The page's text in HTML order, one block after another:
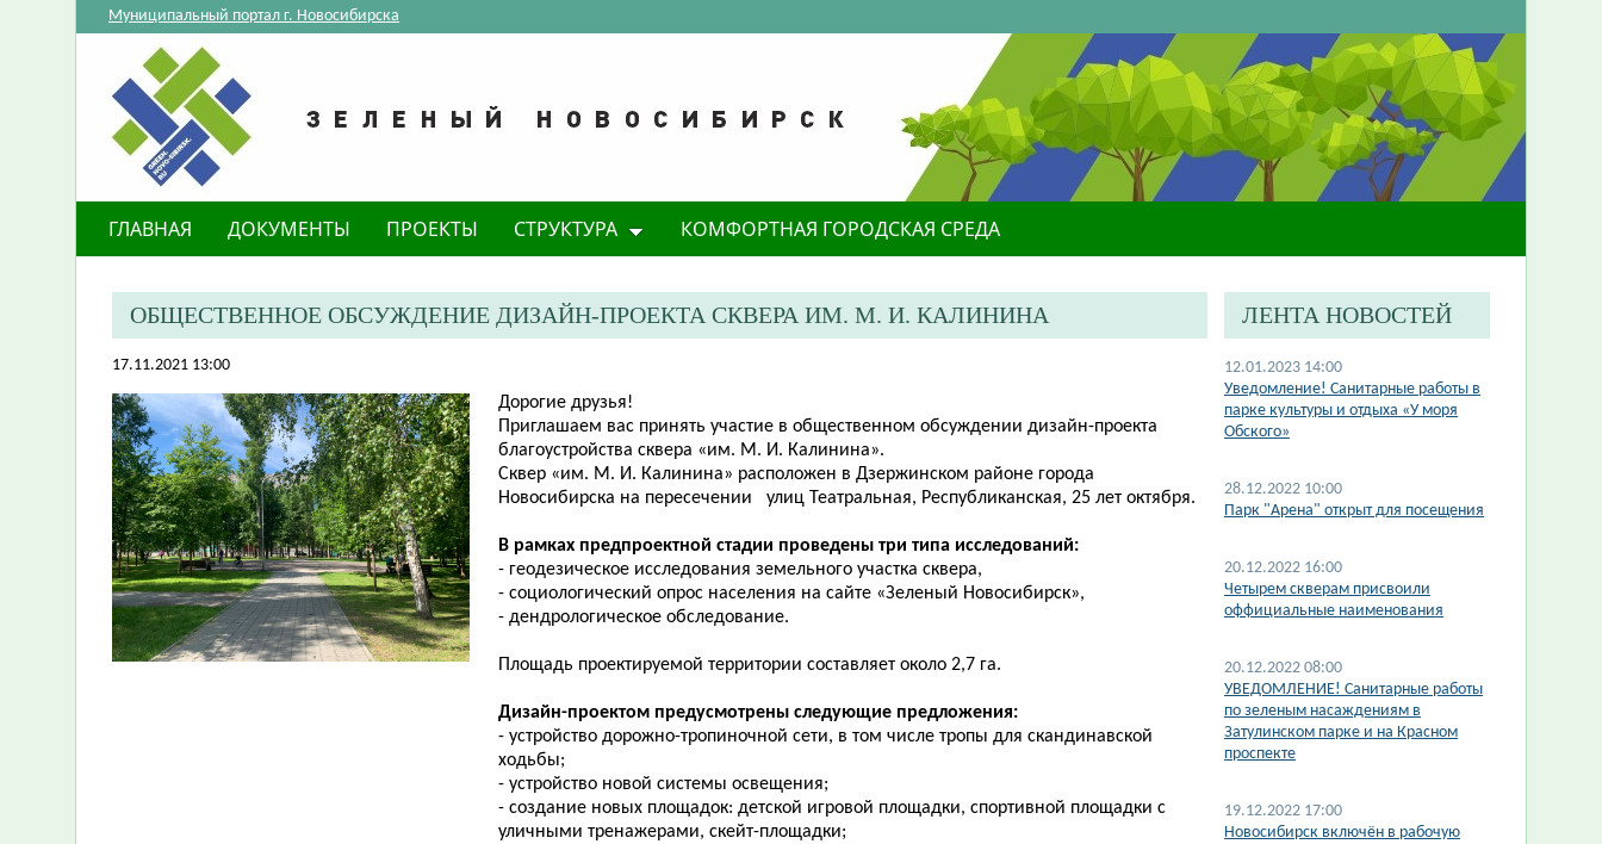
Муниципальный портал г. Новосибирска
ГЛАВНАЯ ДОКУМЕНТЫ ПРОЕКТЫ СТРУКТУРА КОМФОРТНАЯ ГОРОДСКАЯ СРЕДА
ОБЩЕСТВЕННОЕ ОБСУЖДЕНИЕ ДИЗАЙН-ПРОЕКТА СКВЕРА ИМ. М. И. КАЛИНИНА
17.11.2021 13:00
Дорогие друзья!
​Приглашаем вас принять участие в общественном обсуждении дизайн-проекта
благоустройства сквера «им. М. И. Калинина».
Сквер «им. М. И. Калинина» расположен в Дзержинском районе города
Новосибирска на пересечении улиц Театральная, Республиканская, 25 лет октября.
В рамках предпроектной стадии проведены три типа исследований:
- геодезическое исследования земельного участка сквера,
- социологический опрос населения на сайте «Зеленый Новосибирск»,
- дендрологическое обследование.
Площадь проектируемой территории составляет около 2,7 га.
Дизайн-проектом предусмотрены следующие предложения:
- устройство дорожно-тропиночной сети, в том числе тропы для скандинавской
ходьбы;
- устройство новой системы освещения;
- создание новых площадок: детской игровой площадки, спортивной площадки с
уличными тренажерами, скейт-площадки;
ЛЕНТА НОВОСТЕЙ
12.01.2023 14:00
​Уведомление! Санитарные работы в
парке культуры и отдыха «У моря
Обского»
28.12.2022 10:00
Парк "Арена" открыт для посещения
20.12.2022 16:00
Четырем скверам присвоили
оффициальные наименования
20.12.2022 08:00
УВЕДОМЛЕНИЕ! Санитарные работы
по зеленым насаждениям в
Затулинском парке и на Красном
проспекте
19.12.2022 17:00
Новосибирск включён в рабочую